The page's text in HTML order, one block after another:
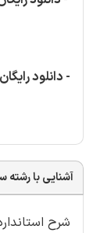
- دانلود
آشنایی با رشته
شرح